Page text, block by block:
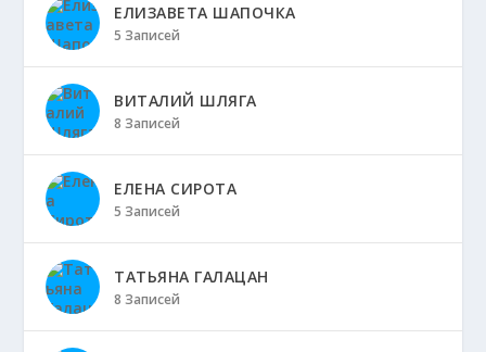
ЕЛИЗАВЕТА ШАПОЧКА
5 Записей
ВИТАЛИЙ ШЛЯГА
8 Записей
ЕЛЕНА СИРОТА
5 Записей
ТАТЬЯНА ГАЛАЦАН
8 Записей